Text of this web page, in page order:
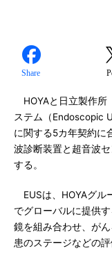
Share
HOYAと日立製作所
ステム（Endoscopic
に関する5カ年契約に
波診断装置と超音波
する。
EUSは、HOYAグル
でグローバルに提供
鏡を組み合わせ、が
患のステージなどの